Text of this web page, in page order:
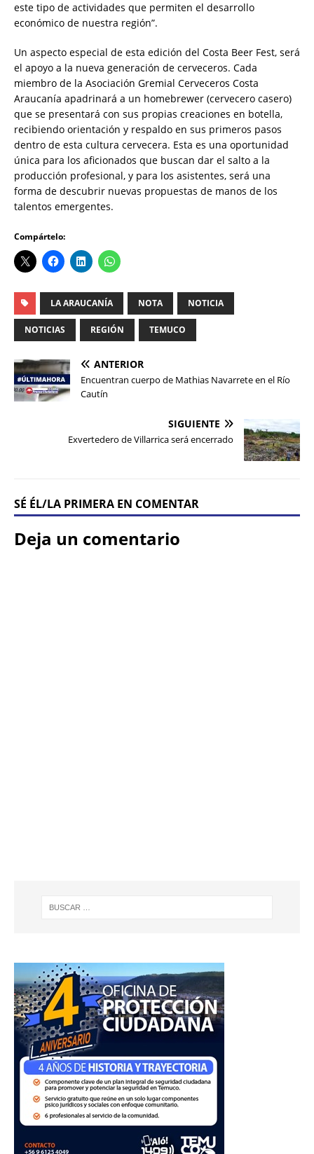
este tipo de actividades que permiten el desarrollo
económico de nuestra región”.
Un aspecto especial de esta edición del Costa Beer Fest, será
el apoyo a la nueva generación de cerveceros. Cada
miembro de la Asociación Gremial Cerveceros Costa
Araucanía apadrinará a un homebrewer (cervecero casero)
que se presentará con sus propias creaciones en botella,
recibiendo orientación y respaldo en sus primeros pasos
dentro de esta cultura cervecera. Esta es una oportunidad
única para los aficionados que buscan dar el salto a la
producción profesional, y para los asistentes, será una
forma de descubrir nuevas propuestas de manos de los
talentos emergentes.
Compártelo:
LA ARAUCANÍA NOTA NOTICIA
NOTICIAS REGIÓN TEMUCO
ANTERIOR
Encuentran cuerpo de Mathias Navarrete en el Río
Cautín
SIGUIENTE
Exvertedero de Villarrica será encerrado
SÉ ÉL/LA PRIMERA EN COMENTAR
Deja un comentario